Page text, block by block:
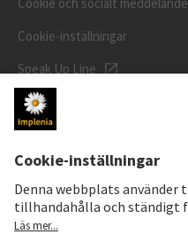
Cookie-inställningar
Speak Up Line
AKTIEKURS
ISIN: CH0023868554
62,30 CHF
0,00 CHF (0,00%)